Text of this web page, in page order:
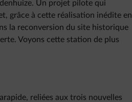
Un projet pilote qui
grâce à cette réalisation inédite en
la reconversion du site historique
Voyons cette station de plus
reliées aux trois nouvelles